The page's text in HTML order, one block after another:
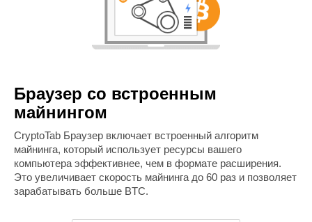
Браузер со встроенным
майнингом
CryptoTab Браузер включает встроенный алгоритм
майнинга, который использует ресурсы вашего
компьютера эффективнее, чем в формате расширения.
Это увеличивает скорость майнинга до 60 раз и позволяет
зарабатывать больше BTC.